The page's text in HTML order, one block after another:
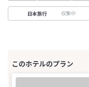
日本旅行 収集中